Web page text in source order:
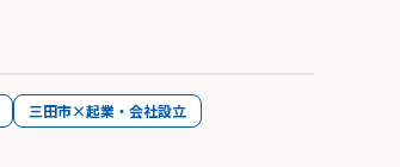
三田市×起業・会社設立